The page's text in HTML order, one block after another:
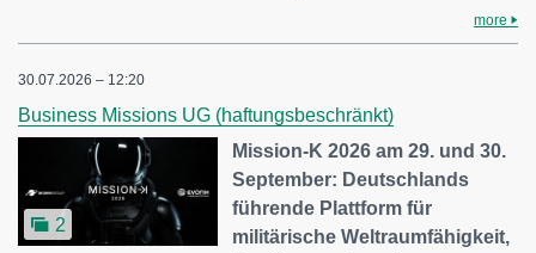
more
30.07.2026 – 12:20
Business Missions UG (haftungsbeschränkt)
2
Mission-K 2026 am 29. und 30.
September: Deutschlands
führende Plattform für
militärische Weltraumfähigkeit,